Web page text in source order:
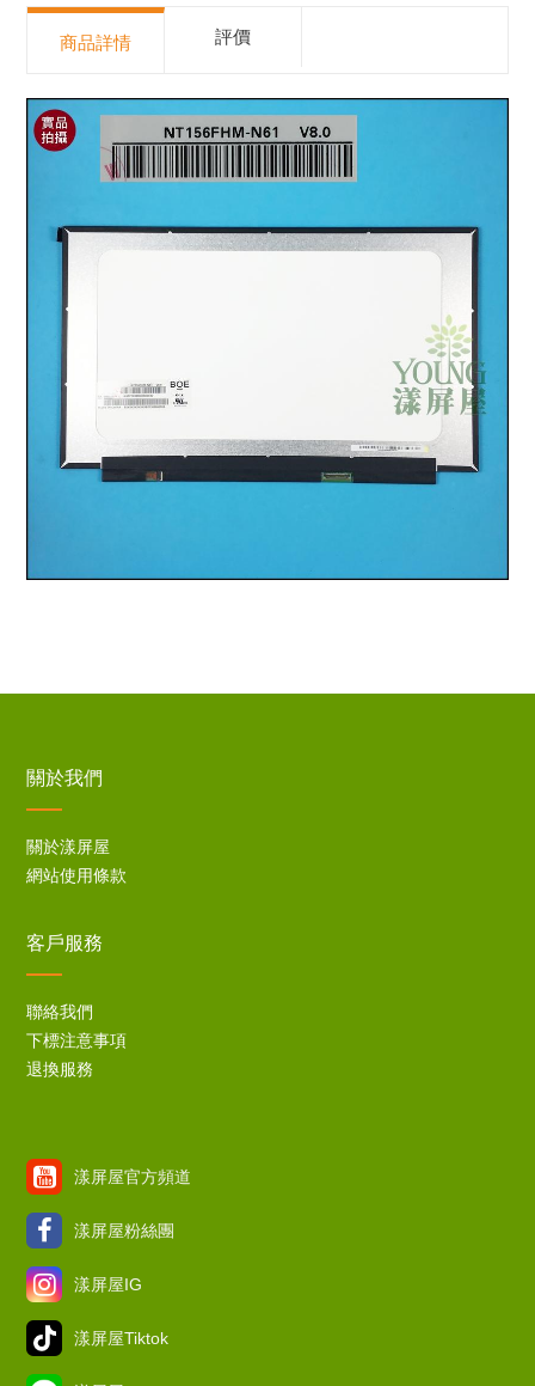
商品詳情 評價
關於我們
關於漾屏屋
網站使用條款
客戶服務
聯絡我們
下標注意事項
退換服務
漾屏屋官方頻道
漾屏屋粉絲團
漾屏屋IG
漾屏屋Tiktok